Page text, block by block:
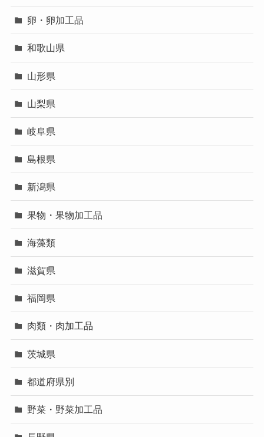
卵・卵加工品
和歌山県
山形県
山梨県
岐阜県
島根県
新潟県
果物・果物加工品
海藻類
滋賀県
福岡県
肉類・肉加工品
茨城県
都道府県別
野菜・野菜加工品